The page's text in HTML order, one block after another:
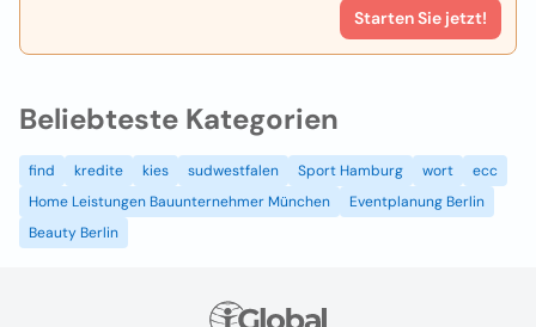
Starten Sie jetzt!
Beliebteste Kategorien
find kredite kies sudwestfalen Sport Hamburg wort
ecc
Home Leistungen Bauunternehmer München
Eventplanung Berlin
Beauty Berlin